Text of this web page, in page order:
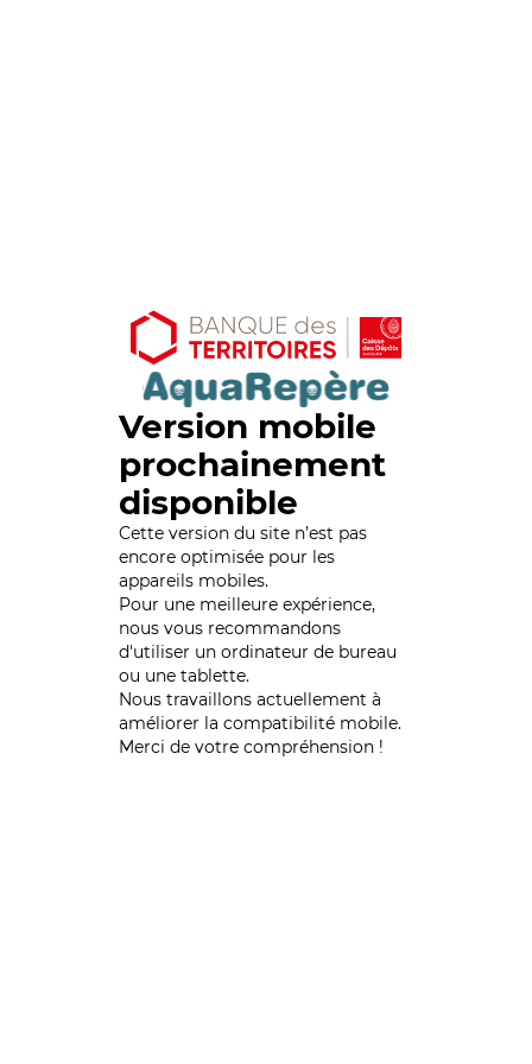
Version mobile
prochainement
disponible
Cette version du site n’est pas
encore optimisée pour les
appareils mobiles.
Pour une meilleure expérience,
nous vous recommandons
d'utiliser un ordinateur de bureau
ou une tablette.
Nous travaillons actuellement à
améliorer la compatibilité mobile.
Merci de votre compréhension !